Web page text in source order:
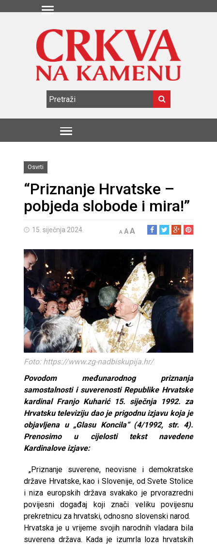
Osvrti
“Priznanje Hrvatske –
pobjeda slobode i mira!”
15. siječnja 2024. A AA
Foto: https://www.zg-nadbiskupija.hr/
Povodom međunarodnog priznanja
samostalnosti i suverenosti Republike Hrvatske
kardinal Franjo Kuharić 15. siječnja 1992. za
Hrvatsku televiziju dao je prigodnu izjavu koja je
objavljena u „Glasu Koncila“ (4/1992, str. 4).
Prenosimo u cijelosti tekst navedene
Kardinalove izjave:
„Priznanje suverene, neovisne i demokratske
države Hrvatske, kao i Slovenije, od Svete Stolice
i niza europskih država svakako je prvorazredni
povijesni događaj koji znači veliku povijesnu
prekretnicu za hrvatski, odnosno slovenski narod.
Hrvatska je u vrijeme svojih narodnih vladara bila
suverena država. Kada je izumrla loza hrvatskih